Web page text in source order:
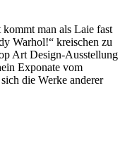
man als Laie fast
Warhol!“ kreischen zu
Art Design-Ausstellung
Exponate vom
die Werke anderer